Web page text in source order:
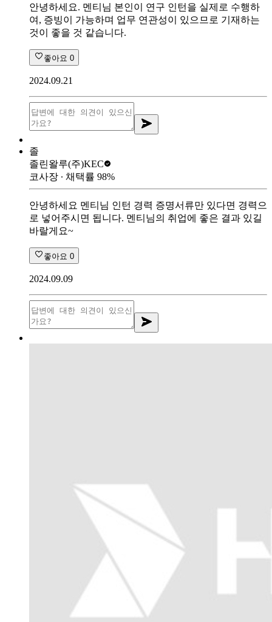
안녕하세요. 멘티님 본인이 연구 인턴을 실제로 수행하
여, 증빙이 가능하며 업무 연관성이 있으므로 기재하는
것이 좋을 것 같습니다.
좋아요 0
2024.09.21
졸
졸린왈루(주)KEC
코사장 ∙ 채택률 98%
안녕하세요 멘티님 인턴 경력 증명서류만 있다면 경력으
로 넣어주시면 됩니다. 멘티님의 취업에 좋은 결과 있길
바랄게요~
좋아요 0
2024.09.09